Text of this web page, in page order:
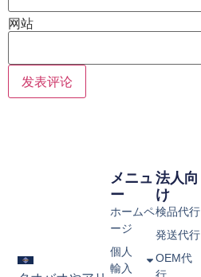
网站
法人向
け
検品代行
発送代行
OEM代
行
メニュ
ー
ホームペ
ージ
個人
輸入